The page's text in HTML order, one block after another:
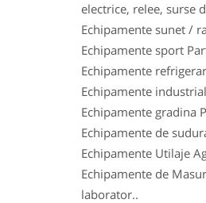
electrice, relee, surse
Echipamente sunet /
Echipamente sport
Echipamente
Echipamente
Echipamente gradina
Echipamente de
Echipamente Utilaje
Echipamente de
laborator..